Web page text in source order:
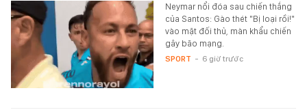
Neymar nổi đóa sau chiến thắng
của Santos: Gào thét "Bị loại rồi!"
vào mặt đối thủ, màn khẩu chiến
gây bão mạng.
SPORT - 6 giờ trước